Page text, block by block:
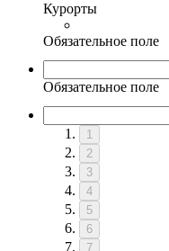
Курорты
Обязательное поле
Обязательное поле
1
2
3
4
5
6
7